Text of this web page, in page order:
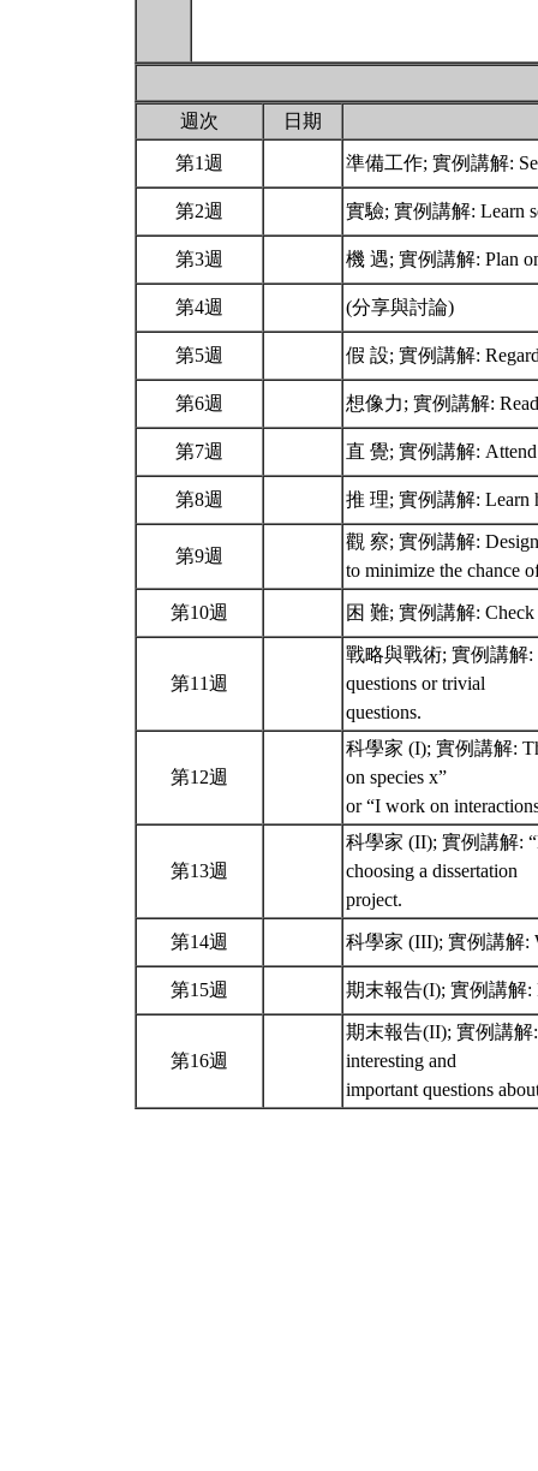
週次 日期
第1週 準備工作; 實例講解:
第2週 實驗; 實例講解: Learn
第3週 機 遇; 實例講解: Plan
第4週 (分享與討論)
第5週 假 設; 實例講解:
第6週 想像力; 實例講解:
第7週 直 覺; 實例講解: Attend
第8週 推 理; 實例講解: Learn
第9週
觀 察; 實例講解: Design
to minimize the chance
第10週 困 難; 實例講解: Check
第11週
戰略與戰術; 實例講解:
questions or trivial
questions.
第12週
科學家 (I); 實例講解:
on species x”
or “I work on
第13週
科學家 (II); 實例講解:
choosing a dissertation
project.
第14週 科學家 (III); 實例講解:
第15週 期末報告(I); 實例講解:
第16週
期末報告(II); 實例講解:
interesting and
important questions